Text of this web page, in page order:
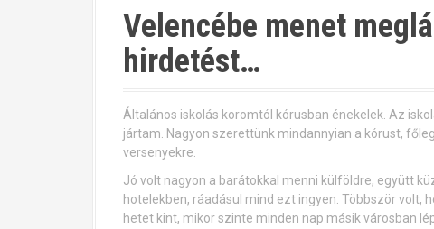
Velencébe menet
hirdetést…
Általános iskolás koromtól kórusban énekelek. Az
jártam. Nagyon szerettünk mindannyian a kórust,
versenyekre.
Jó volt nagyon a barátokkal menni külföldre, együtt
hotelekben, ráadásul mind ezt ingyen. Többször volt,
hetet kint, mikor szinte minden nap másik városban